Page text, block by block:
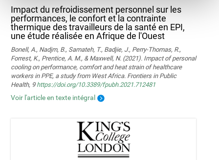
Impact du refroidissement personnel sur les
performances, le confort et la contrainte
thermique des travailleurs de la santé en EPI,
une étude réalisée en Afrique de l'Ouest
Bonell, A., Nadjm, B., Samateh, T., Badjie, J., Perry-Thomas, R.,
Forrest, K., Prentice, A. M., & Maxwell, N. (2021). Impact of personal
cooling on performance, comfort and heat strain of healthcare
workers in PPE, a study from West Africa. Frontiers in Public
Health, 9 https://doi.org/10.3389/fpubh.2021.712481
Voir l'article en texte intégral